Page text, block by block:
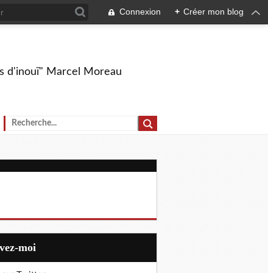
Connexion + Créer mon blog
d'inouï" Marcel Moreau
moi